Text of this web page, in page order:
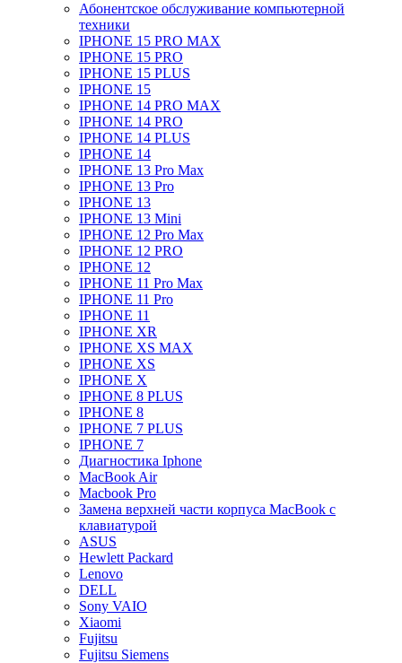
Абонентское обслуживание компьютерной
техники
IPHONE 15 PRO MAX
IPHONE 15 PRO
IPHONE 15 PLUS
IPHONE 15
IPHONE 14 PRO MAX
IPHONE 14 PRO
IPHONE 14 PLUS
IPHONE 14
IPHONE 13 Pro Max
IPHONE 13 Pro
IPHONE 13
IPHONE 13 Mini
IPHONE 12 Pro Max
IPHONE 12 PRO
IPHONE 12
IPHONE 11 Pro Max
IPHONE 11 Pro
IPHONE 11
IPHONE XR
IPHONE XS MAX
IPHONE XS
IPHONE X
IPHONE 8 PLUS
IPHONE 8
IPHONE 7 PLUS
IPHONE 7
Диагностика Iphone
MacBook Air
Macbook Pro
Замена верхней части корпуса MacBook с
клавиатурой
ASUS
Hewlett Packard
Lenovo
DELL
Sony VAIO
Xiaomi
Fujitsu
Fujitsu Siemens